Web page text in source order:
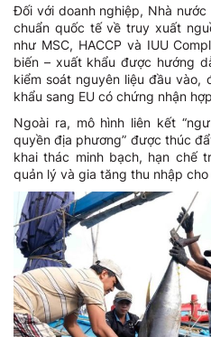
Đối với doanh nghiệp, Nhà
chuẩn quốc tế về truy xuất
như MSC, HACCP và IUU
biến – xuất khẩu được hướng
kiểm soát nguyên liệu đầu vào,
khẩu sang EU có chứng nhận
Ngoài ra, mô hình liên kết
quyền địa phương” được thúc
khai thác minh bạch, hạn chế
quản lý và gia tăng thu nhập